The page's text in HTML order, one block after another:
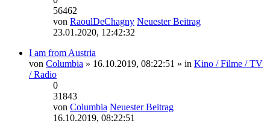
56462
von RaoulDeChagny Neuester Beitrag
23.01.2020, 12:42:32
I am from Austria
von Columbia » 16.10.2019, 08:22:51 » in Kino / Filme / TV
/ Radio
0
31843
von Columbia Neuester Beitrag
16.10.2019, 08:22:51